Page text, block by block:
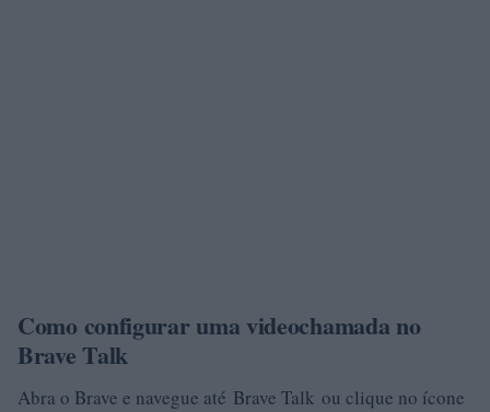
Como configurar uma videochamada no
Brave Talk
Abra o Brave e navegue até Brave Talk ou clique no ícone